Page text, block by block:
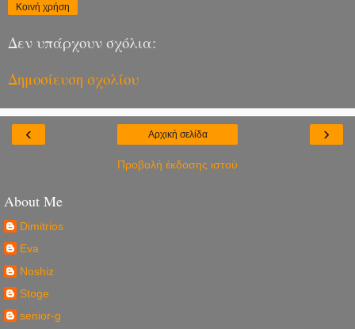
Κοινή χρήση
Δεν υπάρχουν σχόλια:
Δημοσίευση σχολίου
‹ ›
Αρχική σελίδα
Προβολή έκδοσης ιστού
About Me
Dimitrios
Eva
Noshiz
Stoge
senior-g